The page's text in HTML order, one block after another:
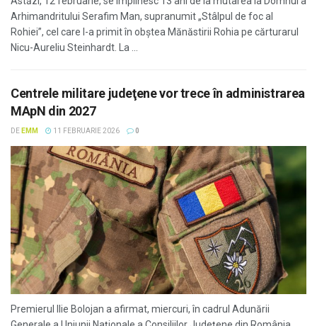
Arhimandritului Serafim Man, supranumit „Stâlpul de foc al
Rohiei”, cel care l-a primit în obștea Mănăstirii Rohia pe cărturarul
Nicu-Aureliu Steinhardt. La ...
Centrele militare judeţene vor trece în administrarea
MApN din 2027
DE EMM 11 FEBRUARIE 2026 0
Premierul Ilie Bolojan a afirmat, miercuri, în cadrul Adunării